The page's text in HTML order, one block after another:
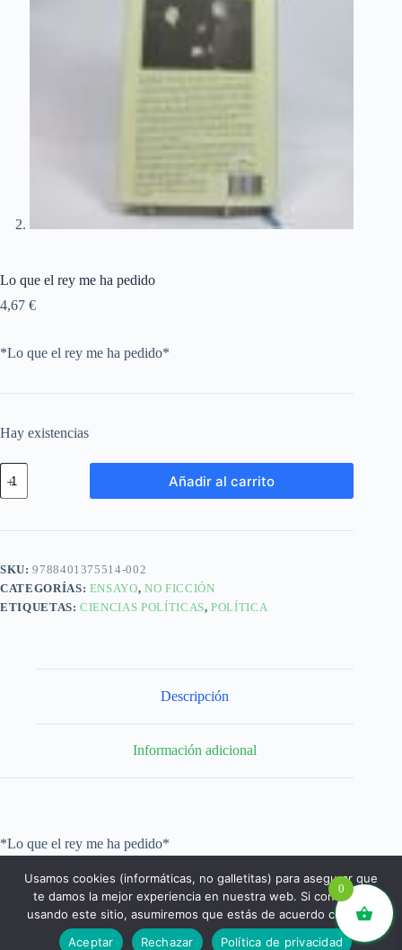
Lo que el rey me ha pedido
4,67 €
*Lo que el rey me ha pedido*
Hay existencias
Añadir al carrito
SKU:9788401375514-002
CATEGORÍAS: ENSAYO,NO FICCIÓN
ETIQUETAS:CIENCIAS POLÍTICAS,POLÍTICA
Descripción
Información adicional
*Lo que el rey me ha pedido*
libros.eco © - Desde Barcelona para el mundo 💚 |
0
Usamos cookies (informáticas, no galletitas) para asegurar que
te damos la mejor experiencia en nuestra web. Si continúas
usando este sitio, asumiremos que estás de acuerdo con ello.
Aceptar
Rechazar Política de privacidad